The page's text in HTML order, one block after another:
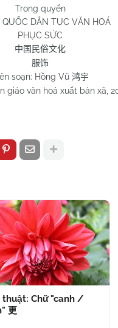
Trong quyển
QUỐC DÂN TỤC VĂN HOÁ
PHỤC SỨC
中国民俗文化
服饰
soạn: Hồng Vũ 鸿宇
giáo văn hoá xuất bản xã,
thuật: Chữ "canh /
更